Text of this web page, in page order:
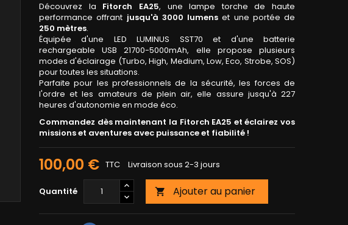
Découvrez la Fitorch EA25, une lampe torche de haute
performance offrant jusqu'à 3000 lumens et une portée de
250 mètres.
Équipée d'une LED LUMINUS SST70 et d'une batterie
rechargeable USB 21700-5000mAh, elle propose plusieurs
modes d'éclairage (Turbo, High, Medium, Low, Eco, Strobe, SOS)
pour toutes les situations.
Parfaite pour les professionnels de la sécurité, les forces de
l'ordre et les amateurs de plein air, elle assure jusqu'à 227
heures d'autonomie en mode éco.
Commandez dès maintenant la Fitorch EA25 et éclairez vos
missions et aventures avec puissance et fiabilité !
100,00 € TTC Livraison sous 2-3 jours
Quantité  Ajouter au panier